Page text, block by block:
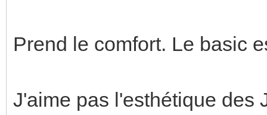
Prend le comfort. Le basic
J'aime pas l'esthétique des